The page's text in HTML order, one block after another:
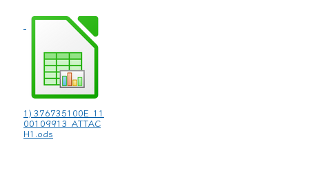
1) 376735100E_11
00109913_ATTAC
H1.ods